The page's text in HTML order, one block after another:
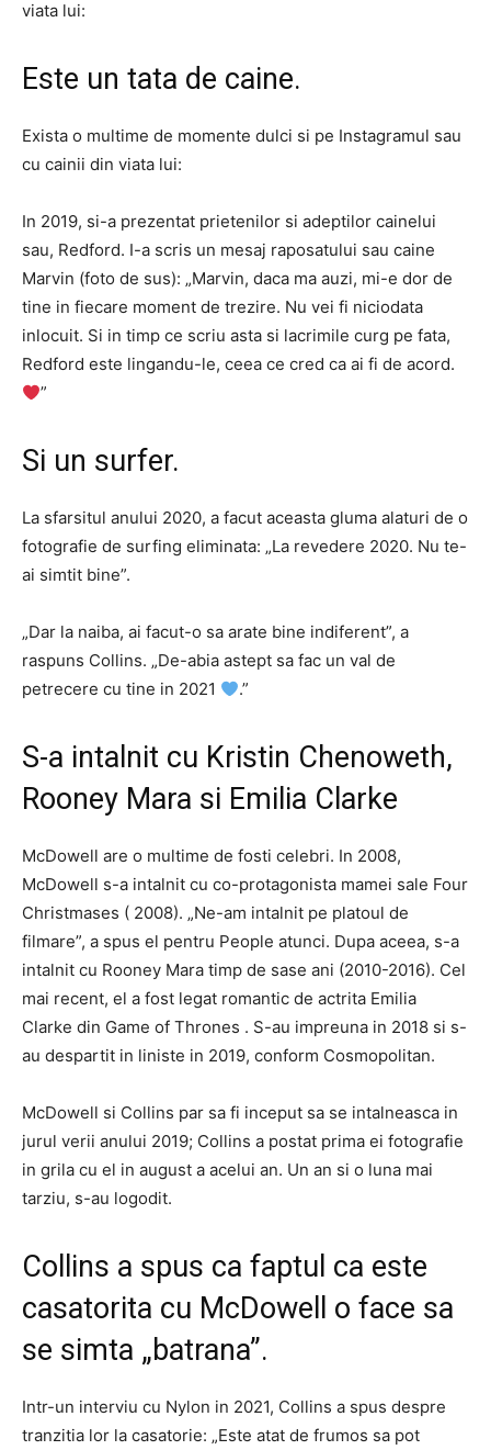
viata lui:
Este un tata de caine.
Exista o multime de momente dulci si pe Instagramul sau
cu cainii din viata lui:
In 2019, si-a prezentat prietenilor si adeptilor cainelui
sau, Redford. I-a scris un mesaj raposatului sau caine
Marvin (foto de sus): „Marvin, daca ma auzi, mi-e dor de
tine in fiecare moment de trezire. Nu vei fi niciodata
inlocuit. Si in timp ce scriu asta si lacrimile curg pe fata,
Redford este lingandu-le, ceea ce cred ca ai fi de acord.
”
Si un surfer.
La sfarsitul anului 2020, a facut aceasta gluma alaturi de o
fotografie de surfing eliminata: „La revedere 2020. Nu te-
ai simtit bine”.
„Dar la naiba, ai facut-o sa arate bine indiferent”, a
raspuns Collins. „De-abia astept sa fac un val de
petrecere cu tine in 2021
.”
S-a intalnit cu Kristin Chenoweth,
Rooney Mara si Emilia Clarke
McDowell are o multime de fosti celebri. In 2008,
McDowell s-a intalnit cu co-protagonista mamei sale Four
Christmases ( 2008). „Ne-am intalnit pe platoul de
filmare”, a spus el pentru People atunci. Dupa aceea, s-a
intalnit cu Rooney Mara timp de sase ani (2010-2016). Cel
mai recent, el a fost legat romantic de actrita Emilia
Clarke din Game of Thrones . S-au impreuna in 2018 si s-
au despartit in liniste in 2019, conform Cosmopolitan.
McDowell si Collins par sa fi inceput sa se intalneasca in
jurul verii anului 2019; Collins a postat prima ei fotografie
in grila cu el in august a acelui an. Un an si o luna mai
tarziu, s-au logodit.
Collins a spus ca faptul ca este
casatorita cu McDowell o face sa
se simta „batrana”.
Intr-un interviu cu Nylon in 2021, Collins a spus despre
tranzitia lor la casatorie: „Este atat de frumos sa pot